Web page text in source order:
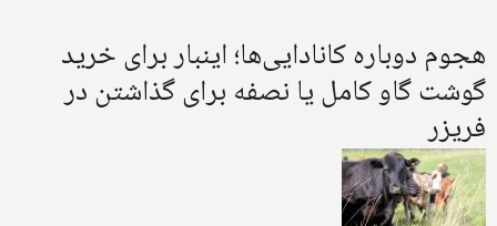
هجوم دوباره کانادایی‌ها؛ اینبار برای خرید
گوشت گاو کامل یا نصفه برای گذاشتن در
فریزر